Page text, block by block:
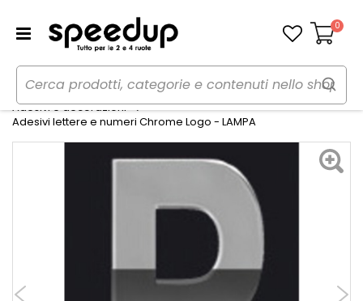
Carrello
0
Home Auto
Tuning esterno e pellicole
Adesivi e decorazioni
Adesivi lettere e numeri Chrome Logo - LAMPA